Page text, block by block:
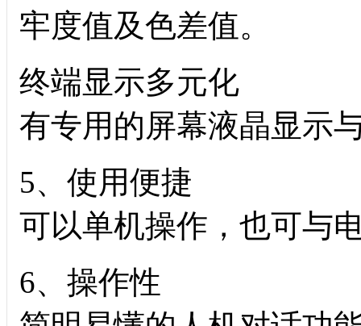
牢度值及色差值。
终端显示多元化
有专用的屏幕液晶显示
5、使用便捷
可以单机操作，也可与
6、操作性